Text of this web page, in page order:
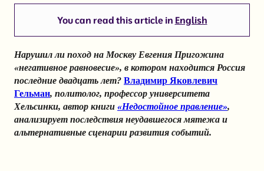
You can read this article in English
Нарушил ли поход на Москву Евгения Пригожина
«негативное равновесие», в котором находится Россия
последние двадцать лет? Владимир Яковлевич
Гельман, политолог, профессор университета
Хельсинки, автор книги «Недостойное правление»,
анализирует последствия неудавшегося мятежа и
альтернативные сценарии развития событий.